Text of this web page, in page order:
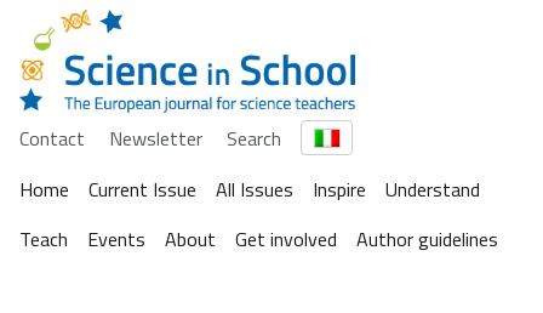
Contact Newsletter
Search
Home
Current Issue All Issues Inspire
Understand
Teach
Events About Get involved Author guidelines